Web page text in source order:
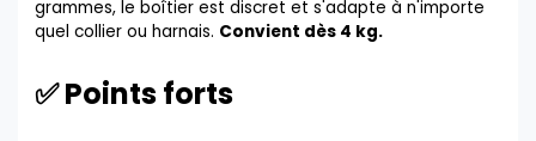
grammes, le boîtier est discret et s'adapte à n'importe
quel collier ou harnais. Convient dès 4 kg.
✅ Points forts